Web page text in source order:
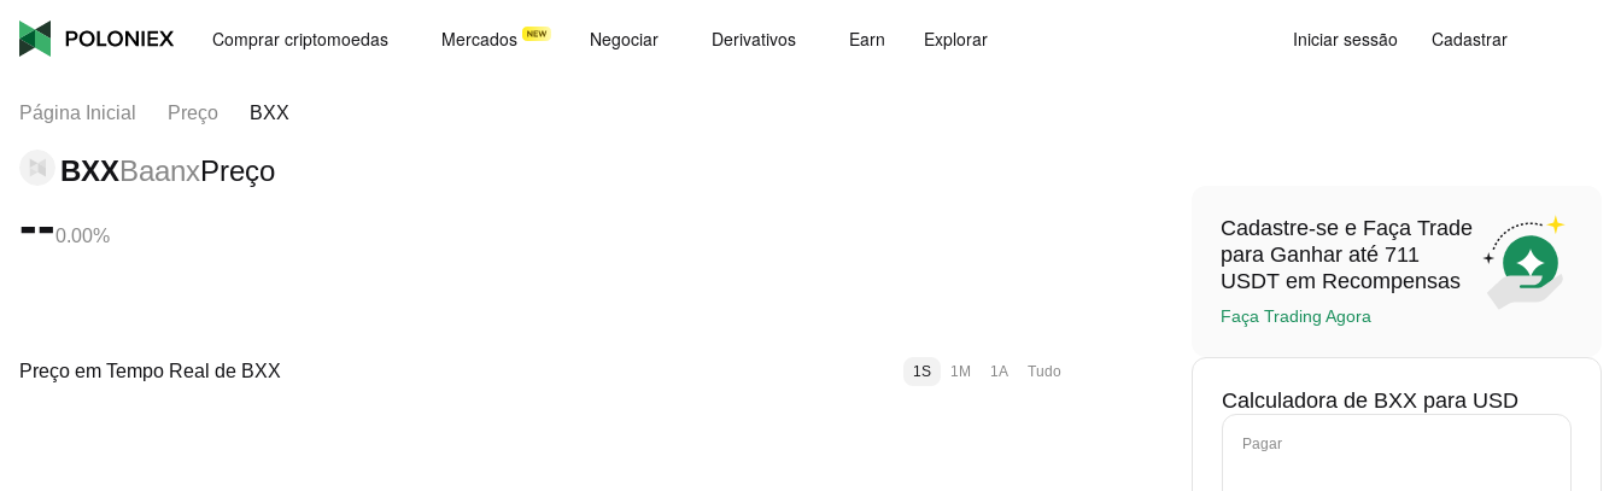
Comprar criptomoedas Mercados Negociar Derivativos Earn Explorar Iniciar sessão Cadastrar
Página Inicial Preço BXX
BXXBaanxPreço
--0.00%
Preço em Tempo Real de BXX 1S 1M 1A Tudo
Cadastre-se e Faça Trade
para Ganhar até 711
USDT em Recompensas
Faça Trading Agora
Calculadora de BXX para USD
Pagar